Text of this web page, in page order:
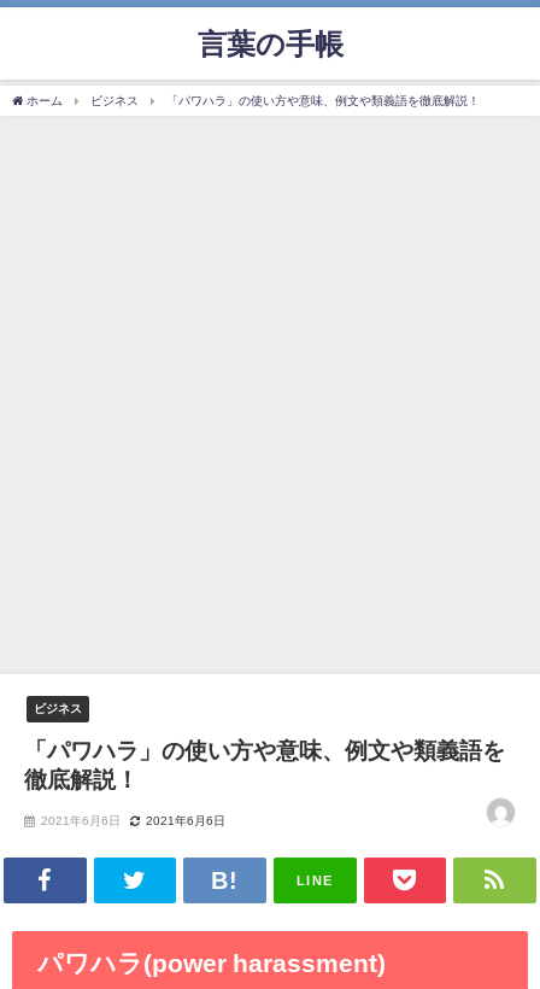
言葉の手帳
ホーム ビジネス 「パワハラ」の使い方や意味、例文や類義語を徹底解説！
ビジネス
「パワハラ」の使い方や意味、例文や類義語を
徹底解説！
2021年6月6日 2021年6月6日
LINE
パワハラ(power harassment)